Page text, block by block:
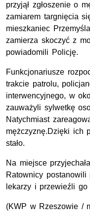
przyjął zgłoszenie o
zamiarem targnięcia
mieszkaniec
zamierza skoczyć z
powiadomili Policję.
Funkcjonariusze
trakcie patrolu,
interwencyjnego, w
zauważyli sylwetkę
Natychmiast
mężczyznę.Dzięki ich
stało.
Na miejsce
Ratownicy
lekarzy i przewieźli
(KWP w Rzeszowie /